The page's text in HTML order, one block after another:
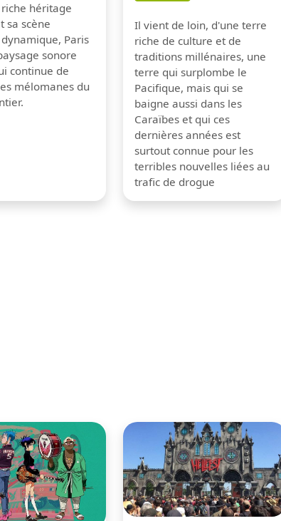
héritage
sa scène
Paris
sonore
continue de
mélomanes du
Il vient de loin, d'une terre
riche de culture et de
traditions millénaires, une
terre qui surplombe le
Pacifique, mais qui se
baigne aussi dans les
Caraïbes et qui ces
dernières années est
surtout connue pour les
terribles nouvelles liées au
trafic de drogue